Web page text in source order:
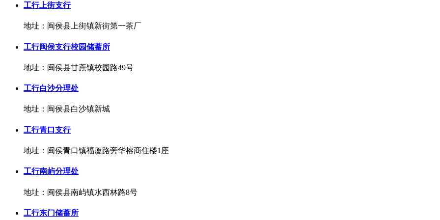
工行上街支行
地址：闽侯县上街镇新街第一茶厂
工行闽侯支行校园储蓄所
地址：闽侯县甘蔗镇校园路49号
工行白沙分理处
地址：闽侯县白沙镇新城
工行青口支行
地址：闽侯青口镇福厦路旁华榕商住楼1座
工行南屿分理处
地址：闽侯县南屿镇水西林路8号
工行东门储蓄所